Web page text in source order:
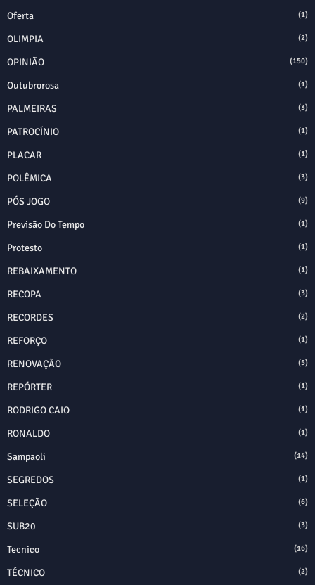
Oferta (1)
OLIMPIA (2)
OPINIÃO (150)
Outubrorosa (1)
PALMEIRAS (3)
PATROCÍNIO (1)
PLACAR (1)
POLÊMICA (3)
PÓS JOGO (9)
Previsão Do Tempo (1)
Protesto (1)
REBAIXAMENTO (1)
RECOPA (3)
RECORDES (2)
REFORÇO (1)
RENOVAÇÃO (5)
REPÓRTER (1)
RODRIGO CAIO (1)
RONALDO (1)
Sampaoli (14)
SEGREDOS (1)
SELEÇÃO (6)
SUB20 (3)
Tecnico (16)
TÉCNICO (2)